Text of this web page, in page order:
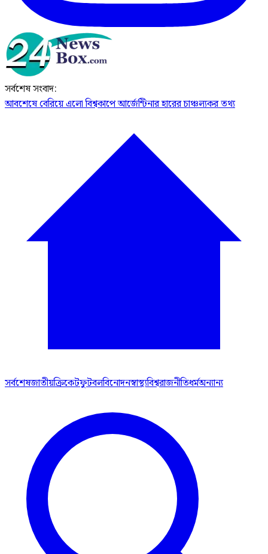
সর্বশেষ সংবাদ:
আবশেষে বেরিয়ে এলো বিশ্বকাপে আর্জেন্টিনার হারের চাঞ্চল্যকর তথ্য
সর্বশেষজাতীয়ক্রিকেটফুটবলবিনোদনস্বাস্থ্যবিশ্বরাজনীতিধর্মঅন্যান্য